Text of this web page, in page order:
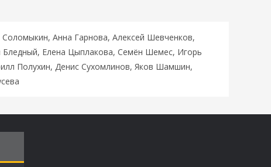
Анна Гарнова, Алексей Шевченков,
Елена Цыплакова, Семён Шемес, Игорь
Полухин, Денис Сухомлинов, Яков Шамшин,